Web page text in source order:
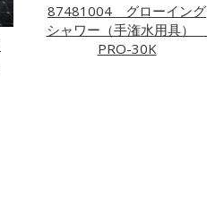
87481004 グローイング
シャワー（手潅水用具）
PRO-30K